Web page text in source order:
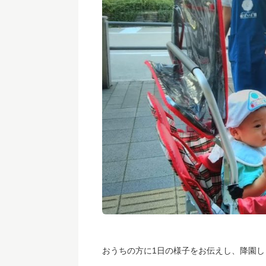
おうちの方に1日の様子をお伝えし、降園